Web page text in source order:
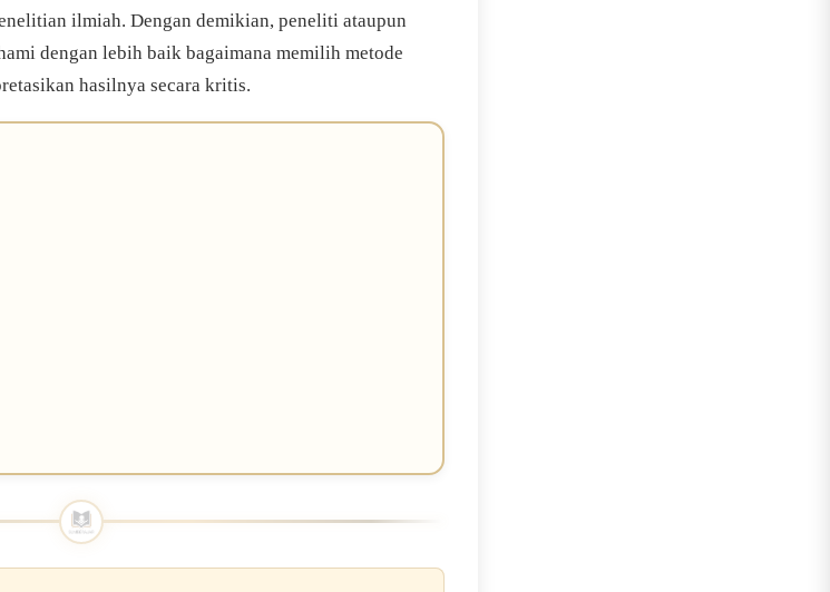
ilmiah. Dengan demikian, peneliti ataupun
dengan lebih baik bagaimana memilih metode
hasilnya secara kritis.